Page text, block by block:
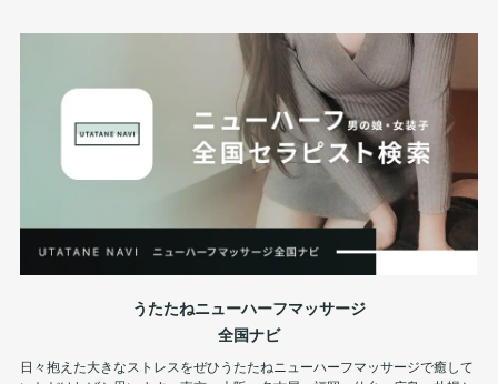
うたたねニューハーフマッサージ
全国ナビ
日々抱えた大きなストレスをぜひうたたねニューハーフマッサージで癒して